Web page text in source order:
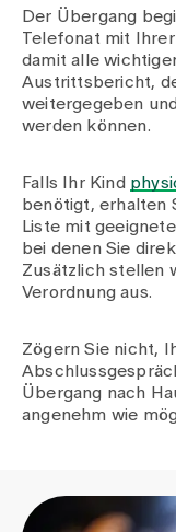
Über uns
Aktuelles
Kontakt
Babygalerie
Blog
Der Übergang
Telefonat mit
damit alle
Austrittsbericht,
weitergegeben
werden können.
Falls Ihr Kind
benötigt, erhalten
Liste mit
bei denen Sie
Zusätzlich stellen
Verordnung aus.
Zögern Sie nicht,
Übergang nach
angenehm wie